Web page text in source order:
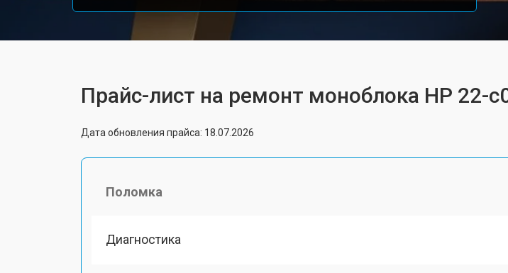
Прайс-лист на ремонт моноблока HP 22-
Дата обновления прайса: 18.07.2026
Поломка
Диагностика